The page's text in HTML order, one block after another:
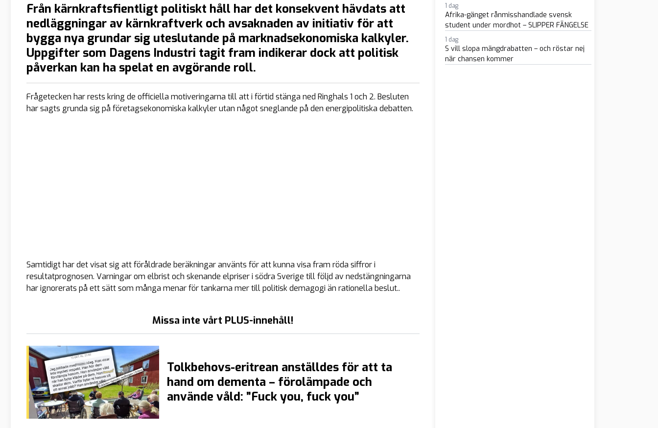
Från kärnkraftsfientligt politiskt håll har det konsekvent hävdats att
nedläggningar av kärnkraftverk och avsaknaden av initiativ för att
bygga nya grundar sig uteslutande på marknadsekonomiska kalkyler.
Uppgifter som Dagens Industri tagit fram indikerar dock att politisk
påverkan kan ha spelat en avgörande roll.
Frågetecken har rests kring de officiella motiveringarna till att i förtid stänga ned Ringhals 1 och 2. Besluten
har sagts grunda sig på företagsekonomiska kalkyler utan något sneglande på den energipolitiska debatten.
Samtidigt har det visat sig att föråldrade beräkningar använts för att kunna visa fram röda siffror i
resultatprognosen. Varningar om elbrist och skenande elpriser i södra Sverige till följd av nedstängningarna
har ignorerats på ett sätt som många menar för tankarna mer till politisk demagogi än rationella beslut..
Missa inte vårt PLUS-innehåll!
Tolkbehovs-eritrean anställdes för att ta
hand om dementa – förolämpade och
använde våld: ”Fuck you, fuck you”
1 dag
Afrika-gänget rånmisshandlade svensk
student under mordhot – SLIPPER FÄNGELSE
1 dag
S vill slopa mängdrabatten – och röstar nej
när chansen kommer